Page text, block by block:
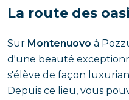
La route des
Sur Montenuovo à
d'une beauté
s'élève de façon
Depuis ce lieu, vous